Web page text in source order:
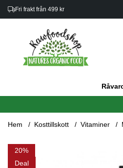
Fri frakt från 499 kr
Hem Kosttillskott Vitaminer
20
Deal
Produktbilder Metyl Multivitamin 90